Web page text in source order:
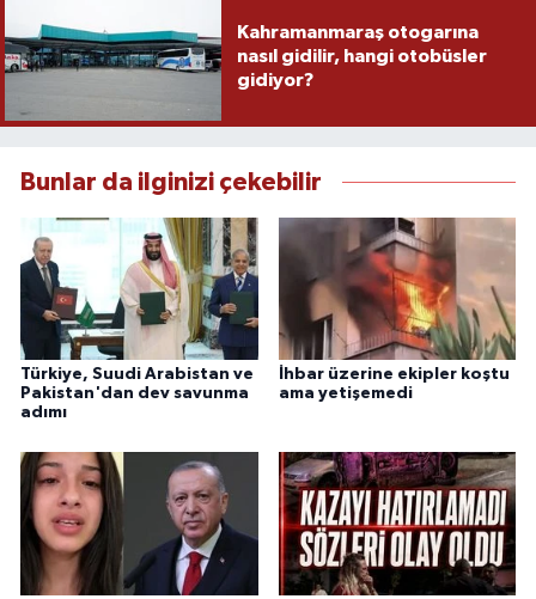
Kahramanmaraş otogarına
nasıl gidilir, hangi otobüsler
gidiyor?
Bunlar da ilginizi çekebilir
Türkiye, Suudi Arabistan ve
Pakistan'dan dev savunma
adımı
İhbar üzerine ekipler koştu
ama yetişemedi